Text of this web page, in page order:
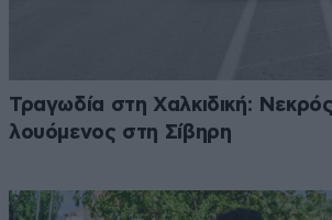
Τραγωδία στη Χαλκιδική:
λουόμενος στη Σίβηρη